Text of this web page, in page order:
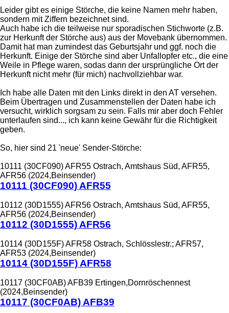
Leider gibt es einige Störche, die keine Namen mehr haben,
sondern mit Ziffern bezeichnet sind.
Auch habe ich die teilweise nur sporadischen Stichworte (z.B.
zur Herkunft der Störche aus) aus der Movebank übernommen.
Damit hat man zumindest das Geburtsjahr und ggf. noch die
Herkunft. Einige der Störche sind aber Unfallopfer etc., die eine
Weile in Pflege waren, sodas dann der ursprüngliche Ort der
Herkunft nicht mehr (für mich) nachvollziehbar war.
Ich habe alle Daten mit den Links direkt in den AT versehen.
Beim Übertragen und Zusammenstellen der Daten habe ich
versucht, wirklich sorgsam zu sein. Falls mir aber doch Fehler
unterlaufen sind..., ich kann keine Gewähr für die Richtigkeit
geben.
So, hier sind 21 'neue' Sender-Störche:
10111 (30CF090) AFR55 Ostrach, Amtshaus Süd, AFR55,
AFR56 (2024,Beinsender)
10111 (30CF090) AFR55
10112 (30D1555) AFR56 Ostrach, Amtshaus Süd, AFR55,
AFR56 (2024,Beinsender)
10112 (30D1555) AFR56
10114 (30D155F) AFR58 Ostrach, Schlösslestr.; AFR57,
AFR53 (2024,Beinsender)
10114 (30D155F) AFR58
10117 (30CF0AB) AFB39 Ertingen,Dornröschennest
(2024,Beinsender)
10117 (30CF0AB) AFB39